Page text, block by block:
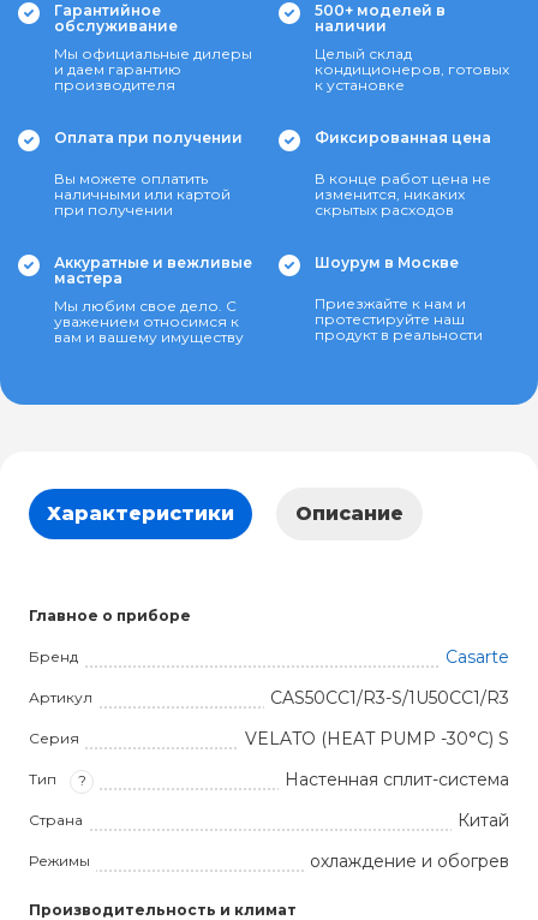
Гарантийное
обслуживание
Мы официальные дилеры
и даем гарантию
производителя
500+ моделей в
наличии
Целый склад
кондиционеров, готовых
к установке
Оплата при получении
Вы можете оплатить
наличными или картой
при получении
Фиксированная цена
В конце работ цена не
изменится, никаких
скрытых расходов
Аккуратные и вежливые
мастера
Мы любим свое дело. С
уважением относимся к
вам и вашему имуществу
Шоурум в Москве
Приезжайте к нам и
протестируйте наш
продукт в реальности
Характеристики Описание
Главное о приборе
Бренд Casarte
Артикул CAS50CC1/R3-S/1U50CC1/R3
Серия VELATO (HEAT PUMP -30°С) S
Тип ? Настенная сплит-система
Страна Китай
Режимы охлаждение и обогрев
Производительность и климат